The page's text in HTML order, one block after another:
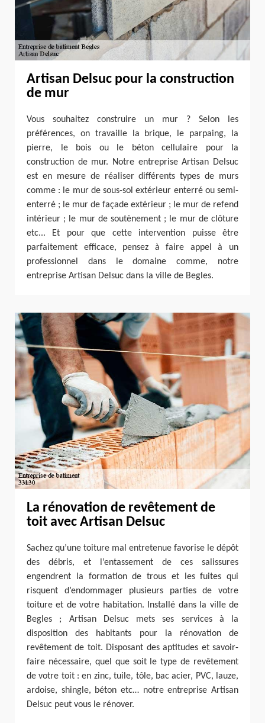
Artisan Delsuc pour la construction
de mur
Vous souhaitez construire un mur ? Selon les
préférences, on travaille la brique, le parpaing, la
pierre, le bois ou le béton cellulaire pour la
construction de mur. Notre entreprise Artisan Delsuc
est en mesure de réaliser différents types de murs
comme : le mur de sous-sol extérieur enterré ou semi-
enterré ; le mur de façade extérieur ; le mur de refend
intérieur ; le mur de soutènement ; le mur de clôture
etc... Et pour que cette intervention puisse être
parfaitement efficace, pensez à faire appel à un
professionnel dans le domaine comme, notre
entreprise Artisan Delsuc dans la ville de Begles.
La rénovation de revêtement de
toit avec Artisan Delsuc
Sachez qu’une toiture mal entretenue favorise le dépôt
des débris, et l’entassement de ces salissures
engendrent la formation de trous et les fuites qui
risquent d’endommager plusieurs parties de votre
toiture et de votre habitation. Installé dans la ville de
Begles ; Artisan Delsuc mets ses services à la
disposition des habitants pour la rénovation de
revêtement de toit. Disposant des aptitudes et savoir-
faire nécessaire, quel que soit le type de revêtement
de votre toit : en zinc, tuile, tôle, bac acier, PVC, lauze,
ardoise, shingle, béton etc… notre entreprise Artisan
Delsuc peut vous le rénover.